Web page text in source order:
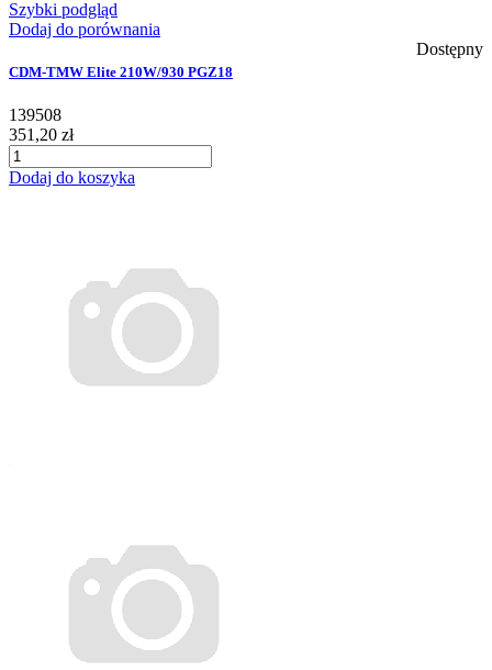
Szybki podgląd
Dodaj do porównania
Dostępny
CDM-TMW Elite 210W/930 PGZ18
139508
351,20 zł
Dodaj do koszyka